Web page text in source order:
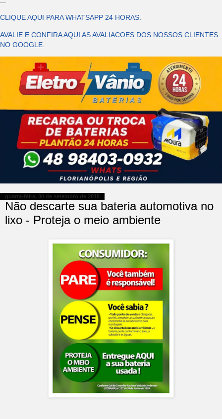
CLIQUE AQUI PARA WHATSAPP 24 HORAS.
AVALIE E CONFIRA AQUI AS AVALIACOES DOS NOSSOS CLIENTES
NO GOOGLE.
quarta-feira, 30 de setembro de 2015
Não descarte sua bateria automotiva no
lixo - Proteja o meio ambiente